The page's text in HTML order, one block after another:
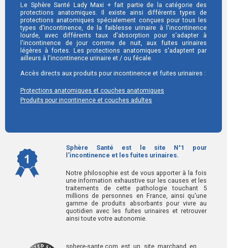
Le Sphère Santé Lady Maxi + fait partie de la catégorie des
protections anatomiques. Il existe ainsi différents types de
protections anatomiques spécialement conçues pour tous les
types d'incontinence, de la faiblesse urinaire à l'incontinence
lourde, avec différents taux d'absorption pour s'adapter à
l'incontinence de jour comme de nuit, aux fuites urinaires
légères à fortes. Les protections anatomiques s'adaptent par
ailleurs à l'incontinence urinaire et / ou fécale.
Accès directs aux produits pour incontinence et fuites urinaires :
Protections anatomiques et couches anatomiques
Produits pour incontinence et couches adultes
Sphère Santé est le site N°1 pour
l'incontinence et les fuites urinaires.
Notre philosophie est de vous apporter à la fois
une information exhaustive sur les causes et les
traitements de cette pathologie touchant 5
millions de personnes en France, ainsi qu'une
gamme de produits absorbants pour vivre au
quotidien avec les fuites urinaires et retrouver
ainsi toute votre autonomie.
sphere-sante.com est un site marchand en